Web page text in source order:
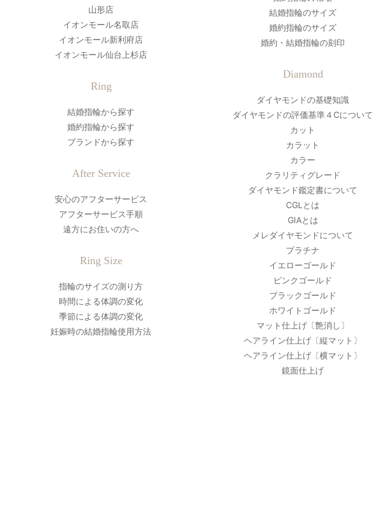
山形店
イオンモール名取店
イオンモール新利府店
イオンモール仙台上杉店
Ring
結婚指輪から探す
婚約指輪から探す
ブランドから探す
After Service
安心のアフターサービス
アフターサービス手順
遠方にお住いの方へ
Ring Size
指輪のサイズの測り方
時間による体調の変化
季節による体調の変化
妊娠時の結婚指輪使用方法
結婚指輪のサイズ
婚約指輪のサイズ
婚約・結婚指輪の刻印
Diamond
ダイヤモンドの基礎知識
ダイヤモンドの評価基準４Cについて
カット
カラット
カラー
クラリティグレード
ダイヤモンド鑑定書について
CGLとは
GIAとは
メレダイヤモンドについて
プラチナ
イエローゴールド
ピンクゴールド
ブラックゴールド
ホワイトゴールド
マット仕上げ〔艶消し〕
ヘアライン仕上げ〔縦マット〕
ヘアライン仕上げ〔横マット〕
鏡面仕上げ